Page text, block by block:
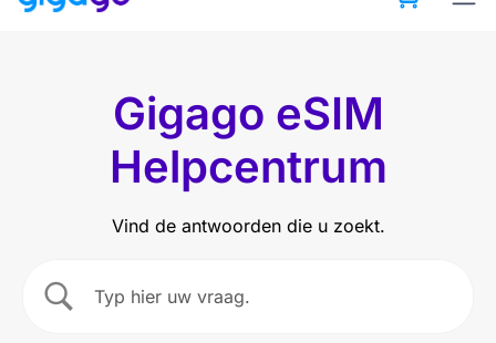
Gigago eSIM
Helpcentrum
Vind de antwoorden die u zoekt.